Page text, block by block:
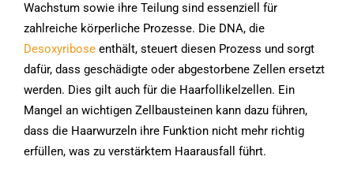
Wachstum sowie ihre Teilung sind essenziell für
zahlreiche körperliche Prozesse. Die DNA, die
Desoxyribose enthält, steuert diesen Prozess und sorgt
dafür, dass geschädigte oder abgestorbene Zellen ersetzt
werden. Dies gilt auch für die Haarfollikelzellen. Ein
Mangel an wichtigen Zellbausteinen kann dazu führen,
dass die Haarwurzeln ihre Funktion nicht mehr richtig
erfüllen, was zu verstärktem Haarausfall führt.